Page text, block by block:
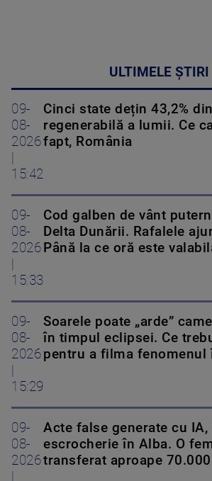
ULTIMELE ȘTIRI
09-
08-
2026
15:42
Cinci state dețin 43,2%
regenerabilă a lumii. Ce
fapt, România
09-
08-
2026
15:33
Cod galben de vânt
Delta Dunării. Rafalele
Până la ce oră este
09-
08-
2026
15:29
Soarele poate „arde”
în timpul eclipsei. Ce
pentru a filma fenomenul
09-
08-
2026
Acte false generate cu
escrocherie în Alba. O
transferat aproape